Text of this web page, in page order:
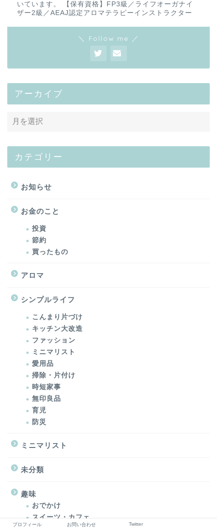
いています。 【保有資格】FP3級／ライフオーガナイ
ザー2級／AEAJ認定アロマテラピーインストラクター
＼ Follow me ／
アーカイブ
カテゴリー
お知らせ
お金のこと
投資
節約
買ったもの
アロマ
シンプルライフ
こんまり片づけ
キッチン大改造
ファッション
ミニマリスト
愛用品
掃除・片付け
時短家事
無印良品
育児
防災
ミニマリスト
未分類
趣味
おでかけ
スイーツ・カフェ
本
プロフィール お問い合わせ Twitter